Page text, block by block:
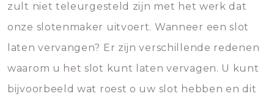
zult niet teleurgesteld zijn met het werk dat
onze slotenmaker uitvoert. Wanneer een slot
laten vervangen? Er zijn verschillende redenen
waarom u het slot kunt laten vervagen. U kunt
bijvoorbeeld wat roest o uw slot hebben en dit